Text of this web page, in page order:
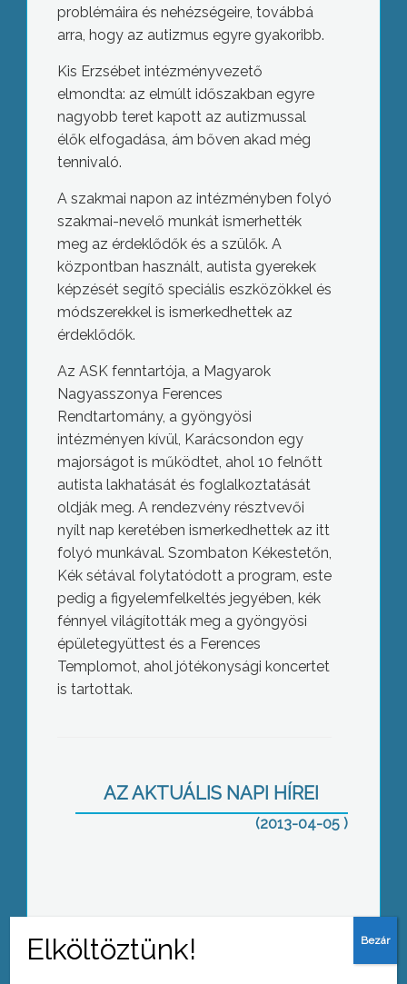
problémáira és nehézségeire, továbbá
arra, hogy az autizmus egyre gyakoribb.
Kis Erzsébet intézményvezető
elmondta: az elmúlt időszakban egyre
nagyobb teret kapott az autizmussal
élők elfogadása, ám bőven akad még
tennivaló.
A szakmai napon az intézményben folyó
szakmai-nevelő munkát ismerhették
meg az érdeklődők és a szülők. A
központban használt, autista gyerekek
képzését segítő speciális eszközökkel és
módszerekkel is ismerkedhettek az
érdeklődők.
Az ASK fenntartója, a Magyarok
Nagyasszonya Ferences
Rendtartomány, a gyöngyösi
intézményen kívül, Karácsondon egy
majorságot is működtet, ahol 10 felnőtt
autista lakhatását és foglalkoztatását
oldják meg. A rendezvény résztvevői
nyílt nap keretében ismerkedhettek az itt
folyó munkával. Szombaton Kékestetőn,
Kék sétával folytatódott a program, este
pedig a figyelemfelkeltés jegyében, kék
fénnyel világították meg a gyöngyösi
épületegyüttest és a Ferences
Templomot, ahol jótékonysági koncertet
is tartottak.
AZ AKTUÁLIS NAPI HÍREI
(2013-04-05 )